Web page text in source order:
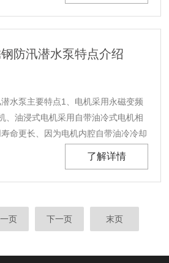
转速低的情况下其磨损率就会降......
防汛潜水泵特点介绍
水泵主要特点1、电机采用永磁变频
、油浸式电机采用自带油冷式电机相
命更长、因为电机内腔自带油冷冷却
能电机耗电功率低。2、泵体及叶轮
速低的情况下其磨损率就会降低......
了解详情
一页 下一页 末页